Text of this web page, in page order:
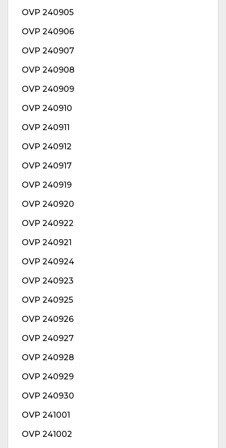
OVP 240905
OVP 240906
OVP 240907
OVP 240908
OVP 240909
OVP 240910
OVP 240911
OVP 240912
OVP 240917
OVP 240919
OVP 240920
OVP 240922
OVP 240921
OVP 240924
OVP 240923
OVP 240925
OVP 240926
OVP 240927
OVP 240928
OVP 240929
OVP 240930
OVP 241001
OVP 241002